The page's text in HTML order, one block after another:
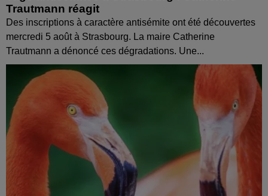
Trautmann réagit
Des inscriptions à caractère antisémite ont été découvertes
mercredi 5 août à Strasbourg. La maire Catherine
Trautmann a dénoncé ces dégradations. Une...